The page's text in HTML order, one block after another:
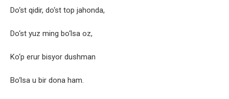
Do‘st qidir, do‘st top jahonda,
Do‘st yuz ming bo‘lsa oz,
Ko‘p erur bisyor dushman
Bo‘lsa u bir dona ham.